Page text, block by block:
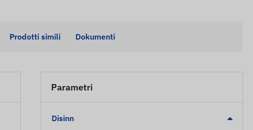
Prodotti simili Dokumenti
Parametri
Disinn